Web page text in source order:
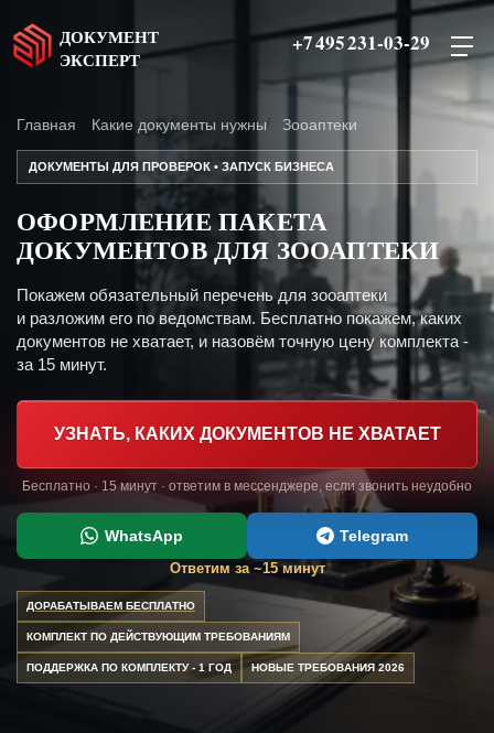
ДОКУМЕНТ
ЭКСПЕРТ
+7 495 231-03-29
Главная Какие документы нужны Зооаптеки
ДОКУМЕНТЫ ДЛЯ ПРОВЕРОК • ЗАПУСК БИЗНЕСА
ОФОРМЛЕНИЕ ПАКЕТА
ДОКУМЕНТОВ ДЛЯ ЗООАПТЕКИ
Покажем обязательный перечень для зооаптеки
и разложим его по ведомствам. Бесплатно покажем, каких
документов не хватает, и назовём точную цену комплекта -
за 15 минут.
УЗНАТЬ, КАКИХ ДОКУМЕНТОВ НЕ ХВАТАЕТ
Бесплатно · 15 минут · ответим в мессенджере, если звонить неудобно
WhatsApp Telegram
Ответим за ~15 минут
ДОРАБАТЫВАЕМ БЕСПЛАТНО
КОМПЛЕКТ ПО ДЕЙСТВУЮЩИМ ТРЕБОВАНИЯМ
ПОДДЕРЖКА ПО КОМПЛЕКТУ - 1 ГОД НОВЫЕ ТРЕБОВАНИЯ 2026